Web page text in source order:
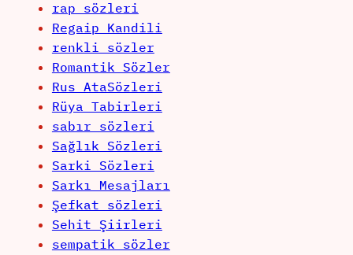
rap sözleri
Regaip Kandili
renkli sözler
Romantik Sözler
Rus AtaSözleri
Rüya Tabirleri
sabır sözleri
Sağlık Sözleri
Sarki Sözleri
Sarkı Mesajları
Şefkat sözleri
Sehit Şiirleri
sempatik sözler